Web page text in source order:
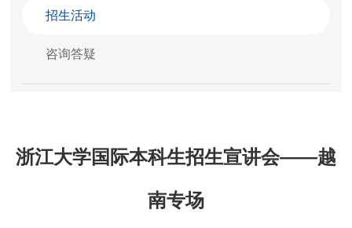
招生活动
咨询答疑
浙江大学国际本科生招生宣讲会——越
南专场